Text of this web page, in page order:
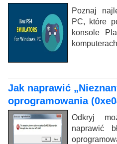
Poznaj
PC, które
konsole
Jak naprawić
oprogramowania
Odkryj
naprawić